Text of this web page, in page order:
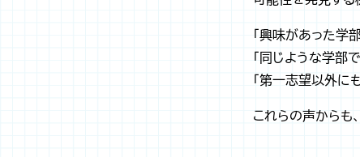
「興味があった学
「同じような学
「第一志望以外
これらの声からも